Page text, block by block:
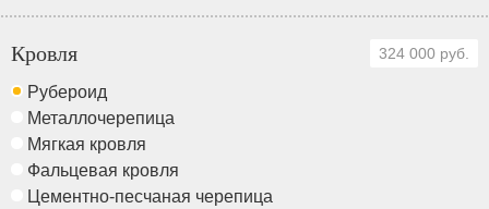
Кровля 324 000 руб.
Рубероид
Металлочерепица
Мягкая кровля
Фальцевая кровля
Цементно-песчаная черепица